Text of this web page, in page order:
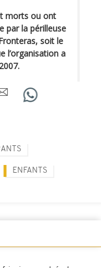
morts ou ont
par la périlleuse
soit le
l’organisation a
ENFANTS